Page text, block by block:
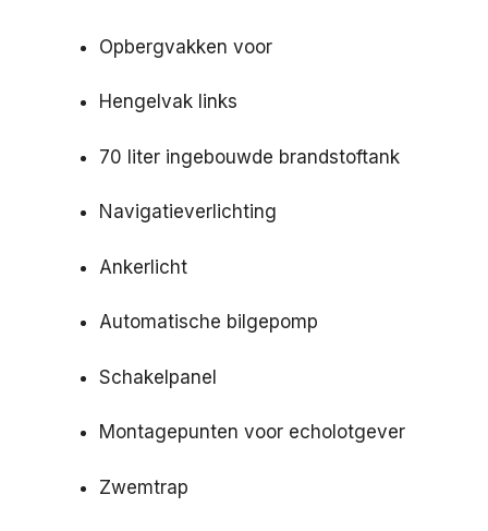
Opbergvakken voor
Hengelvak links
70 liter ingebouwde brandstoftank
Navigatieverlichting
Ankerlicht
Automatische bilgepomp
Schakelpanel
Montagepunten voor echolotgever
Zwemtrap